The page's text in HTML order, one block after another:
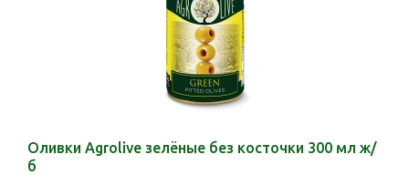
Оливки Agrolive зелёные без косточки 300 мл ж/
б